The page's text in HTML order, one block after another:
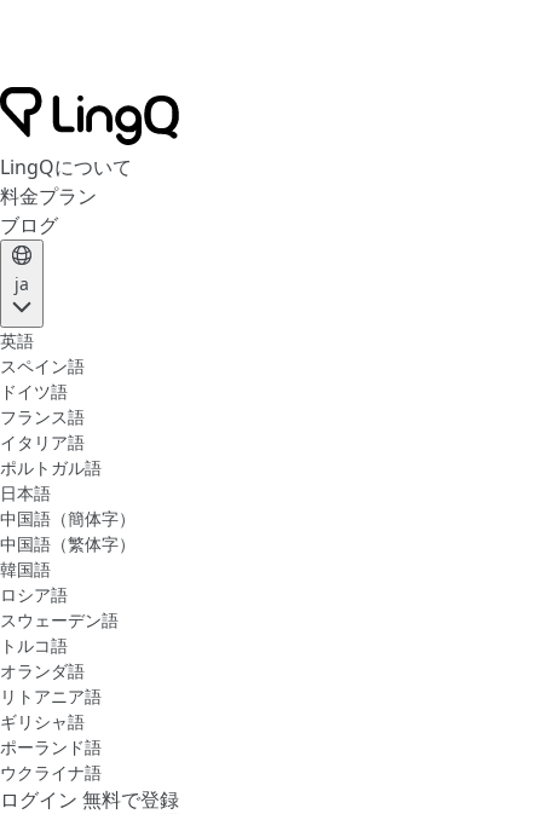
LingQについて
料金プラン
ブログ
ja
英語
スペイン語
ドイツ語
フランス語
イタリア語
ポルトガル語
日本語
中国語（簡体字）
中国語（繁体字）
韓国語
ロシア語
スウェーデン語
トルコ語
オランダ語
リトアニア語
ギリシャ語
ポーランド語
ウクライナ語
ログイン 無料で登録